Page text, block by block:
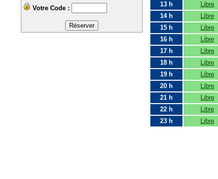
Votre Code :
13 h
Libre
14 h
Libre
15 h
Libre
16 h
Libre
17 h
Libre
18 h
Libre
19 h
Libre
20 h
Libre
21 h
Libre
22 h
Libre
23 h
Libre